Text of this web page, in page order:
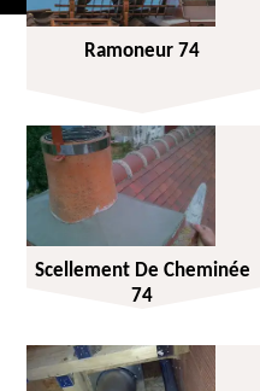
Ramoneur 74
Scellement De Cheminée
74